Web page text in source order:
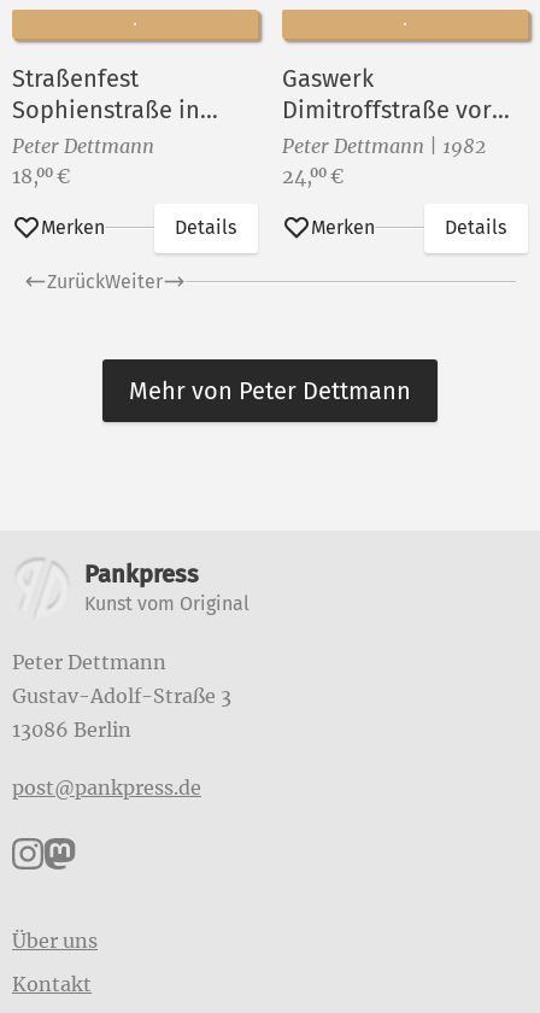
Straßenfest
Sophienstraße in
Berlin-Rummelsburg
VIII
Peter Dettmann
Preis:
18,00 €
Merken Details
Gaswerk
Dimitroffstraße vor
dem Abriß ()
Peter Dettmann | 1982
Preis:
24,00 €
Merken Details
ZurückWeiter
Mehr von Peter Dettmann
Weitere Informationen
Pankpress
Kunst vom Original
Peter Dettmann
Gustav-Adolf-Straße 3
13086 Berlin
post@pankpress.de
Pankpress auf Instagram
Pankpress auf Mastodon
Über uns
Kontakt